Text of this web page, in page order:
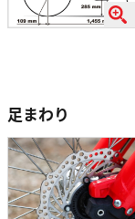
足まわり